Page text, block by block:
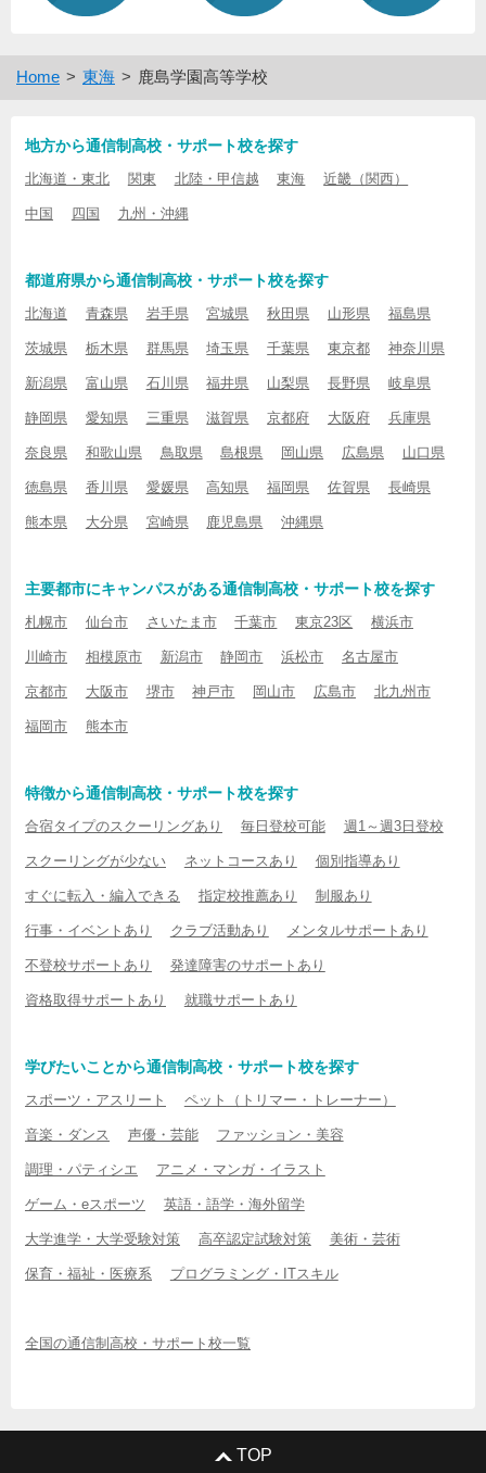
Home 東海 鹿島学園高等学校
地方から通信制高校・サポート校を探す
北海道・東北 関東 北陸・甲信越 東海 近畿（関西）
中国 四国 九州・沖縄
都道府県から通信制高校・サポート校を探す
北海道 青森県 岩手県 宮城県 秋田県 山形県 福島県
茨城県 栃木県 群馬県 埼玉県 千葉県 東京都 神奈川県
新潟県 富山県 石川県 福井県 山梨県 長野県 岐阜県
静岡県 愛知県 三重県 滋賀県 京都府 大阪府 兵庫県
奈良県 和歌山県 鳥取県 島根県 岡山県 広島県 山口県
徳島県 香川県 愛媛県 高知県 福岡県 佐賀県 長崎県
熊本県 大分県 宮崎県 鹿児島県 沖縄県
主要都市にキャンパスがある通信制高校・サポート校を探す
札幌市 仙台市 さいたま市 千葉市 東京23区 横浜市
川崎市 相模原市 新潟市 静岡市 浜松市 名古屋市
京都市 大阪市 堺市 神戸市 岡山市 広島市 北九州市
福岡市 熊本市
特徴から通信制高校・サポート校を探す
合宿タイプのスクーリングあり 毎日登校可能 週1～週3日登校
スクーリングが少ない ネットコースあり 個別指導あり
すぐに転入・編入できる 指定校推薦あり 制服あり
行事・イベントあり クラブ活動あり メンタルサポートあり
不登校サポートあり 発達障害のサポートあり
資格取得サポートあり 就職サポートあり
学びたいことから通信制高校・サポート校を探す
スポーツ・アスリート ペット（トリマー・トレーナー）
音楽・ダンス 声優・芸能 ファッション・美容
調理・パティシエ アニメ・マンガ・イラスト
ゲーム・eスポーツ 英語・語学・海外留学
大学進学・大学受験対策 高卒認定試験対策 美術・芸術
保育・福祉・医療系 プログラミング・ITスキル
全国の通信制高校・サポート校一覧
TOP